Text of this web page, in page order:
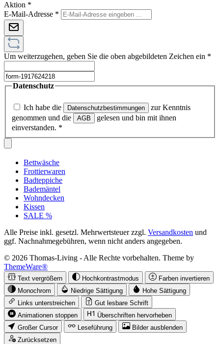
Aktion *
E-Mail-Adresse *
Um weiterzugehen, geben Sie die oben abgebildeten Zeichen ein *
Datenschutz
Ich habe die Datenschutzbestimmungen
zur Kenntnis
genommen und die
AGB
gelesen und bin mit ihnen
einverstanden. *
Bettwäsche
Frottierwaren
Badteppiche
Bademäntel
Wohndecken
Kissen
SALE %
Alle Preise inkl. gesetzl. Mehrwertsteuer zzgl. Versandkosten und
ggf. Nachnahmegebühren, wenn nicht anders angegeben.
© 2026 Thomas-Living - Alle Rechte vorbehalten. Theme by
ThemeWare®
Text vergrößern Hochkontrastmodus
Farben invertieren
Monochrom
Niedrige Sättigung
Hohe Sättigung
Links unterstreichen
Gut lesbare Schrift
Animationen stoppen
Überschriften hervorheben
Großer Cursor
Leseführung
Bilder ausblenden
Zurücksetzen